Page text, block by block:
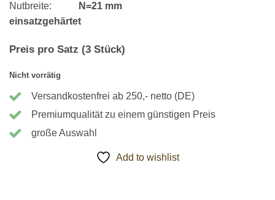
Nutbreite:
N=21 mm
einsatzgehärtet
Preis pro Satz (3 Stück)
Nicht vorrätig
Versandkostenfrei ab 250,- netto (DE)
Premiumqualität zu einem günstigen Preis
große Auswahl
Add to wishlist